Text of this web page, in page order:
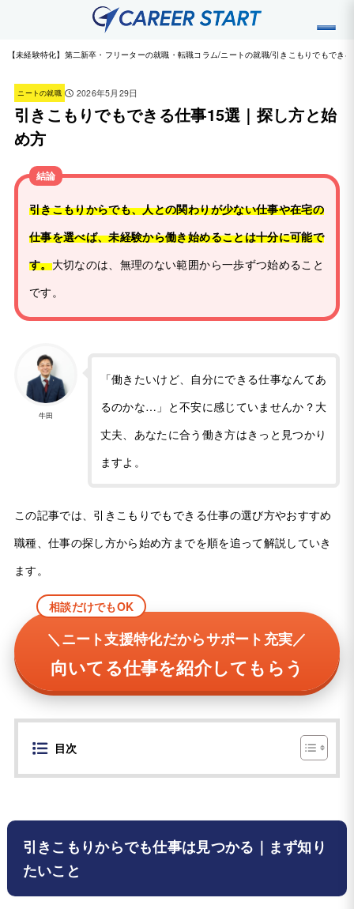
【未経験特化】第二新卒・フリーターの就職・転職コラム ニートの就職 引きこもりでもでき
ニートの就職 2026年5月29日
引きこもりでもできる仕事15選｜探し方と始
め方
結論
引きこもりからでも、人との関わりが少ない仕事や在宅の
仕事を選べば、未経験から働き始めることは十分に可能で
す。大切なのは、無理のない範囲から一歩ずつ始めること
です。
牛田
「働きたいけど、自分にできる仕事なんてあ
るのかな…」と不安に感じていませんか？大
丈夫、あなたに合う働き方はきっと見つかり
ますよ。
この記事では、引きこもりでもできる仕事の選び方やおすすめ
職種、仕事の探し方から始め方までを順を追って解説していき
ます。
相談だけでもOK
＼ニート支援特化だからサポート充実／
向いてる仕事を紹介してもらう
目次
引きこもりからでも仕事は見つかる｜まず知り
たいこと